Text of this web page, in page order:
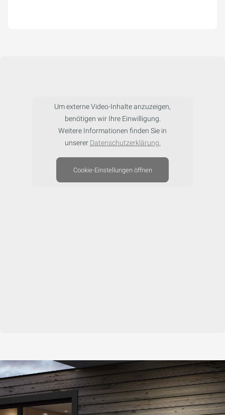
Um externe Video-Inhalte anzuzeigen,
benötigen wir Ihre Einwilligung.
Weitere Informationen finden Sie in
unserer Datenschutzerklärung.
Cookie-Einstellungen öffnen